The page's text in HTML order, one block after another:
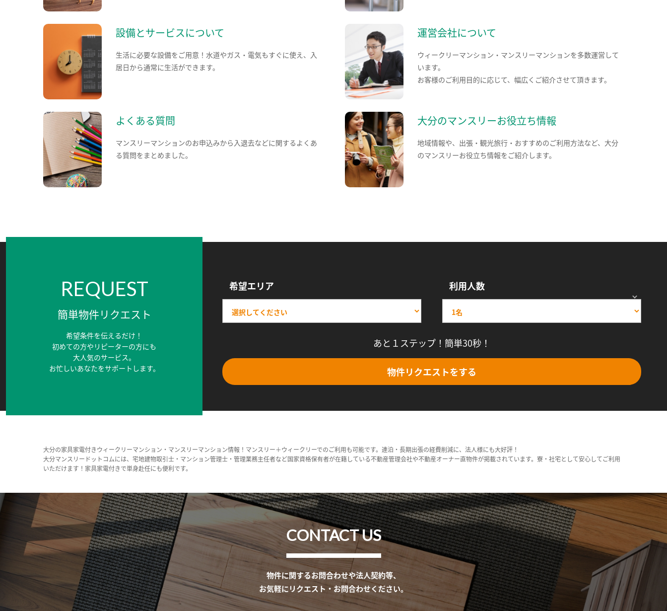
設備とサービスについて
生活に必要な設備をご用意！水道やガス・電気もすぐに使え、入
居日から通常に生活ができます。
運営会社について
ウィークリーマンション・マンスリーマンションを多数運営して
います。
お客様のご利用目的に応じて、幅広くご紹介させて頂きます。
よくある質問
マンスリーマンションのお申込みから入退去などに関するよくあ
る質問をまとめました。
大分のマンスリーお役立ち情報
地域情報や、出張・観光旅行・おすすめのご利用方法など、大分
のマンスリーお役立ち情報をご紹介します。
REQUEST
簡単物件リクエスト
希望条件を伝えるだけ！
初めての方やリピーターの方にも
大人気のサービス。
お忙しいあなたをサポートします。
希望エリア 利用人数
あと１ステップ！簡単30秒！
物件リクエストをする
大分の家具家電付きウィークリーマンション・マンスリーマンション情報！マンスリー＋ウィークリーでのご利用も可能です。連泊・長期出張の経費削減に、法人様にも大好評！
大分マンスリードットコムには、宅地建物取引士・マンション管理士・管理業務主任者など国家資格保有者が在籍している不動産管理会社や不動産オーナー直物件が掲載されています。寮・社宅として安心してご利用
いただけます！家具家電付きで単身赴任にも便利です。
CONTACT US
物件に関するお問合わせや法人契約等、
お気軽にリクエスト・お問合わせください。